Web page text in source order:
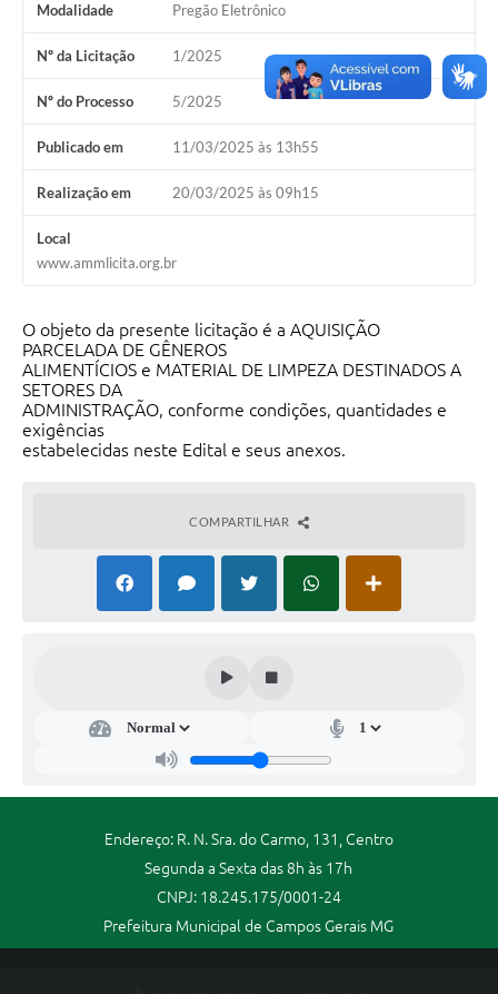
Modalidade Pregão Eletrônico
Nº da Licitação 1/2025
Nº do Processo 5/2025
Publicado em 11/03/2025 às 13h55
Realização em 20/03/2025 às 09h15
Local
www.ammlicita.org.br
O objeto da presente licitação é a AQUISIÇÃO
PARCELADA DE GÊNEROS
ALIMENTÍCIOS e MATERIAL DE LIMPEZA DESTINADOS A
SETORES DA
ADMINISTRAÇÃO, conforme condições, quantidades e
exigências
estabelecidas neste Edital e seus anexos.
COMPARTILHAR
Endereço: R. N. Sra. do Carmo, 131, Centro
Segunda a Sexta das 8h às 17h
CNPJ: 18.245.175/0001-24
Prefeitura Municipal de Campos Gerais MG